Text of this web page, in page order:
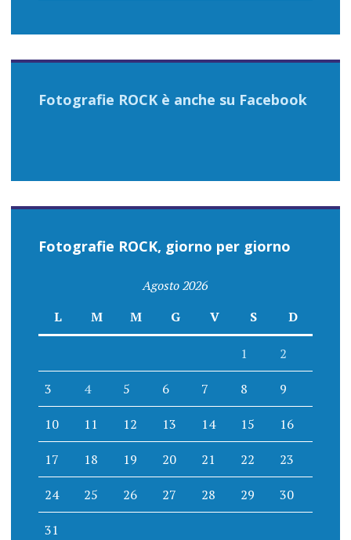
Fotografie ROCK è anche su Facebook
Fotografie ROCK, giorno per giorno
Agosto 2026
L
M M G V S D
1 2
3 4 5 6 7 8 9
10 11 12 13 14 15 16
17 18 19 20 21 22 23
24 25 26 27 28 29 30
31